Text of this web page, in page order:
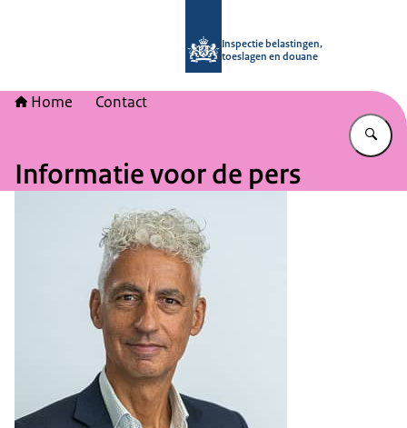
Inspectie belastingen,
toeslagen en douane
Home Contact
Informatie voor de pers